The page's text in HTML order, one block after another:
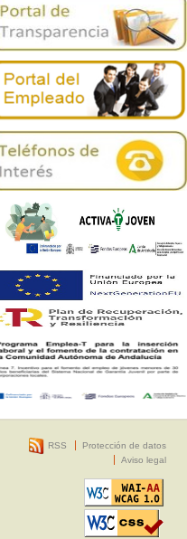
RSS
Protección de datos
Aviso legal